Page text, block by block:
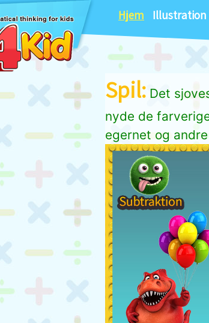
Hjem Illustration
Spil: Det
nyde de
egernet og
Previous